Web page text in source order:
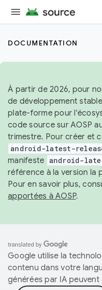
DOCUMENTATION
À partir de 2026, pour
de développement
plate-forme pour
code source sur AOSP
trimestre. Pour créer et
android-latest-
manifeste android-
référence à la version la
Pour en savoir plus,
apportées à AOSP.
Google utilise la
contenu dans votre
générées par IA